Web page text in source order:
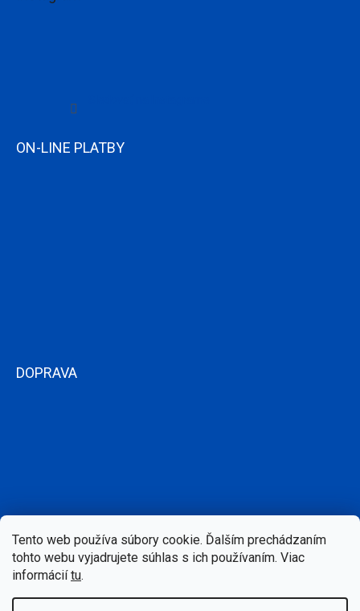
Tento web používa súbory cookie. Ďalším prechádzaním
tohto webu vyjadrujete súhlas s ich používaním. Viac
informáciítu.
ON-LINE PLATBY
DOPRAVA